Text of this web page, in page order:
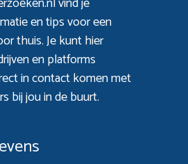
en tips voor een
thuis. Je kunt hier
en platforms
in contact komen met
bij jou in de buurt.